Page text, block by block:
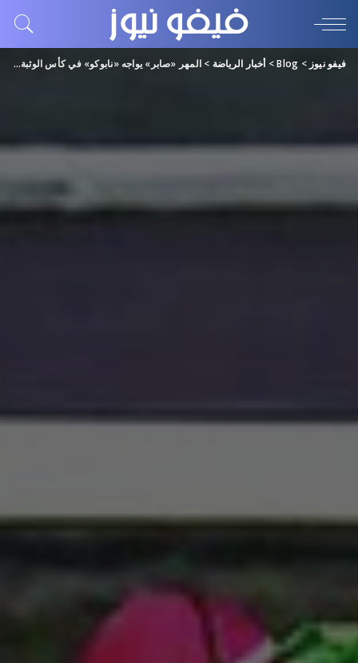
فيفو نيوز >
Blog
> أخبار الرياضة > المهر «صابر» يواجه «نابوكو» في كأس الوثبة اليوم